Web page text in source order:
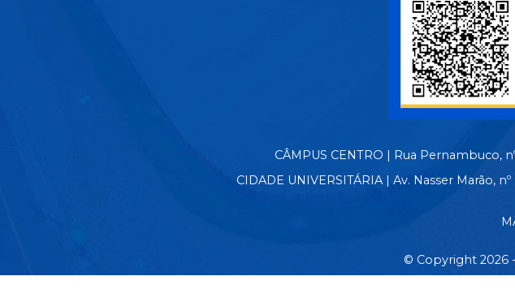
CÂMPUS CENTRO | Rua Pernambuco,
CIDADE UNIVERSITÁRIA | Av. Nasser Marão,
© Copyright 2026